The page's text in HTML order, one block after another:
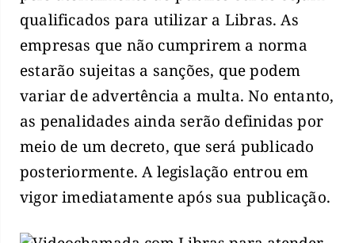
qualificados para utilizar a Libras. As
empresas que não cumprirem a norma
estarão sujeitas a sanções, que podem
variar de advertência a multa. No entanto,
as penalidades ainda serão definidas por
meio de um decreto, que será publicado
posteriormente. A legislação entrou em
vigor imediatamente após sua publicação.